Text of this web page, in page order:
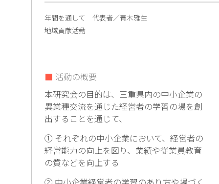
年間を通して 代表者／青木雅生
地域貢献活動
活動の概要
本研究会の目的は、三重県内の中小企業の
異業種交流を通じた経営者の学習の場を創
出することを通じて、
① それぞれの中小企業において、経営者の
経営能力の向上を図り、業績や従業員教育
の質などを向上する